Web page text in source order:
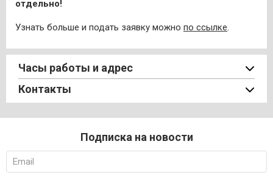
отдельно!
Узнать больше и подать заявку можно по ссылке.
Часы работы и адрес
Контакты
Подписка на новости